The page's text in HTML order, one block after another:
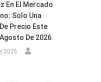
En El Mercado
Solo Una
Precio Este
De 2026
2026